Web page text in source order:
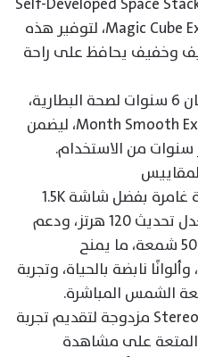
وMagic Cube Expansion Packaging Process، لتوفير هذه
وخفيف يحافظ على راحة
كما يأتي الهاتف مدعومًا بضمان 6 سنوات لصحة البطارية،
إلى جانب شهادة 50-Month Smooth Experience، ليضمن
من الاستخدام.
يوفر vivo Y500 تجربة مشاهدة غامرة بفضل شاشة 1.5K
Infinity AMOLED المزودة بمعدل تحديث 120 هرتز، ودعم
HDR10+، وسطوع يصل إلى 5000 شمعة، ما يمنح
نابضة بالحياة، وتجربة
الشمس المباشرة.
وتتكامل الشاشة مع سماعات Stereo مزدوجة لتقديم تجربة
على مشاهدة